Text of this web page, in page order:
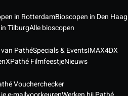
in RotterdamBioscopen in Den Haag
TilburgAlle bioscopen
PathéSpecials & EventsIMAX4DX
Pathé FilmfeestjeNieuws
Voucherchecker